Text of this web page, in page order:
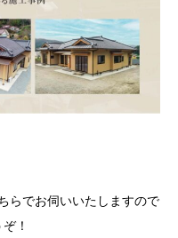
らでお伺いいたしますので
！